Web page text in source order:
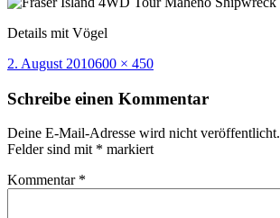
Details mit Vögel
Veröffentlicht
2. August 2010Volle
600 × 450
Schreibe einen Kommentar
Deine E-Mail-Adresse wird nicht veröffentlicht.
Felder sind mit * markiert
Kommentar *